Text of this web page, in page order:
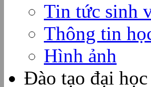
Tin tức sinh
Thông tin
Hình ảnh
Đào tạo đại học